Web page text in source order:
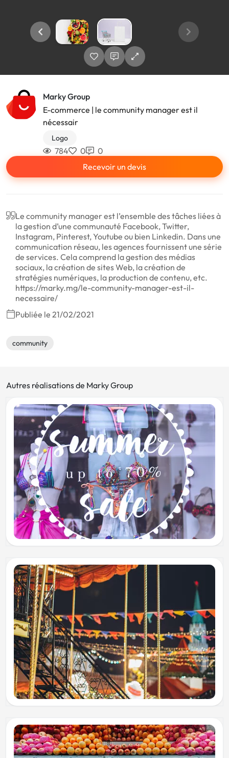
Marky Group
E-commerce | le community manager est il
nécessair
Logo
784 0
0
Recevoir un devis
Le community manager est l’ensemble des tâches liées à
la gestion d’une communauté Facebook, Twitter,
Instagram, Pinterest, Youtube ou bien Linkedin. Dans une
communication réseau, les agences fournissent une série
de services. Cela comprend la gestion des médias
sociaux, la création de sites Web, la création de
stratégies numériques, la production de contenu, etc.
https://marky.mg/le-community-manager-est-il-
necessaire/
Publiée le 21/02/2021
community
Autres réalisations de Marky Group